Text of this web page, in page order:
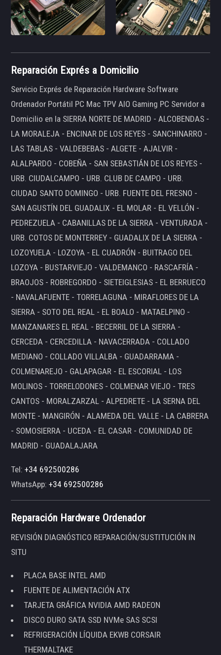
Reparación Exprés a Domicilio
Servicio Exprés de Reparación Hardware Software
Ordenador Portátil PC Mac TPV AIO Gaming PC Servidor a
Domicilio en la SIERRA NORTE DE MADRID - ALCOBENDAS -
LA MORALEJA - ENCINAR DE LOS REYES - SANCHINARRO -
LAS TABLAS - VALDEBEBAS - ALGETE - AJALVIR -
ALALPARDO - COBEÑA - SAN SEBASTIÁN DE LOS REYES -
URB. CIUDALCAMPO - URB. CLUB DE CAMPO - URB.
CIUDAD SANTO DOMINGO - URB. FUENTE DEL FRESNO -
SAN AGUSTÍN DEL GUADALIX - EL MOLAR - EL VELLÓN -
PEDREZUELA - CABANILLAS DE LA SIERRA - VENTURADA -
URB. COTOS DE MONTERREY - GUADALIX DE LA SIERRA -
LOZOYUELA - LOZOYA - EL CUADRÓN - BUITRAGO DEL
LOZOYA - BUSTARVIEJO - VALDEMANCO - RASCAFRÍA -
BRAOJOS - ROBREGORDO - SIETEIGLESIAS - EL BERRUECO
- NAVALAFUENTE - TORRELAGUNA - MIRAFLORES DE LA
SIERRA - SOTO DEL REAL - EL BOALO - MATAELPINO -
MANZANARES EL REAL - BECERRIL DE LA SIERRA -
CERCEDA - CERCEDILLA - NAVACERRADA - COLLADO
MEDIANO - COLLADO VILLALBA - GUADARRAMA -
COLMENAREJO - GALAPAGAR - EL ESCORIAL - LOS
MOLINOS - TORRELODONES - COLMENAR VIEJO - TRES
CANTOS - MORALZARZAL - ALPEDRETE - LA SERNA DEL
MONTE - MANGIRÓN - ALAMEDA DEL VALLE - LA CABRERA
- SOMOSIERRA - UCEDA - EL CASAR - COMUNIDAD DE
MADRID - GUADALAJARA
Tel:+34 692500286
WhatsApp:+34 692500286
Reparación Hardware Ordenador
REVISIÓN DIAGNÓSTICO REPARACIÓN/SUSTITUCIÓN IN
SITU
PLACA BASE INTEL AMD
FUENTE DE ALIMENTACIÓN ATX
TARJETA GRÁFICA NVIDIA AMD RADEON
DISCO DURO SATA SSD NVMe SAS SCSI
REFRIGERACIÓN LÍQUIDA EKWB CORSAIR
THERMALTAKE